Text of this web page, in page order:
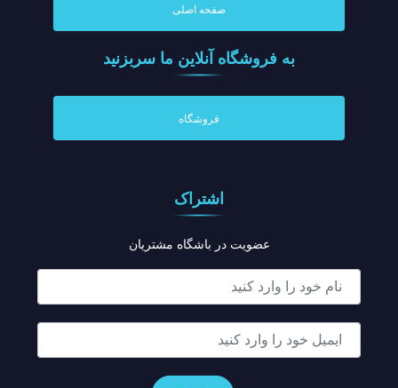
صفحه اصلی
به فروشگاه آنلاين ما سربزنيد
فروشگاه
اشتراک
عضویت در باشگاه مشتریان